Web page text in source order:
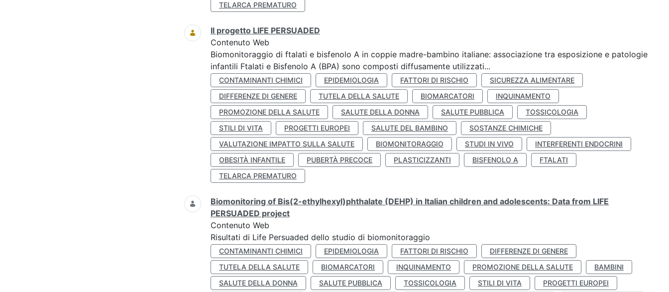
TELARCA PREMATURO
Il progetto LIFE PERSUADED
Contenuto Web
Biomonitoraggio di ftalati e bisfenolo A in coppie madre-bambino italiane: associazione tra esposizione e patologie
infantili Ftalati e Bisfenolo A (BPA) sono composti diffusamente utilizzati...
CONTAMINANTI CHIMICI EPIDEMIOLOGIA FATTORI DI RISCHIO
SICUREZZA ALIMENTARE
DIFFERENZE DI GENERE
TUTELA DELLA SALUTE BIOMARCATORI
INQUINAMENTO
PROMOZIONE DELLA SALUTE
SALUTE DELLA DONNA SALUTE PUBBLICA
TOSSICOLOGIA
STILI DI VITA
PROGETTI EUROPEI SALUTE DEL BAMBINO
SOSTANZE CHIMICHE
VALUTAZIONE IMPATTO SULLA SALUTE
BIOMONITORAGGIO STUDI IN VIVO
INTERFERENTI ENDOCRINI
OBESITÀ INFANTILE
PUBERTÀ PRECOCE PLASTICIZZANTI BISFENOLO A
FTALATI
TELARCA PREMATURO
Biomonitoring of Bis(2-ethylhexyl)phthalate (DEHP) in Italian children and adolescents: Data from LIFE
PERSUADED project
Contenuto Web
Risultati di Life Persuaded dello studio di biomonitoraggio
CONTAMINANTI CHIMICI EPIDEMIOLOGIA FATTORI DI RISCHIO
DIFFERENZE DI GENERE
TUTELA DELLA SALUTE
BIOMARCATORI INQUINAMENTO PROMOZIONE DELLA SALUTE
BAMBINI
SALUTE DELLA DONNA
SALUTE PUBBLICA TOSSICOLOGIA STILI DI VITA
PROGETTI EUROPEI